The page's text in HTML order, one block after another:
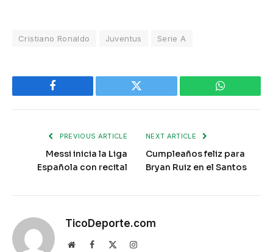
Cristiano Ronaldo Juventus Serie A
Facebook Twitter WhatsApp
PREVIOUS ARTICLE
Messi inicia la Liga
Española con recital
NEXT ARTICLE
Cumpleaños feliz para
Bryan Ruiz en el Santos
TicoDeporte.com
WebsiteFacebook Instagram